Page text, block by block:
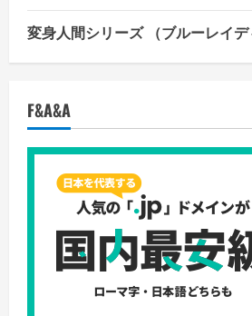
変身人間シリーズ （ブルーレイデ
F&A&A